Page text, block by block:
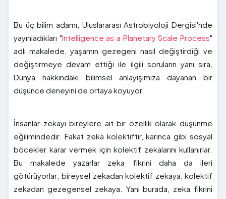
Bu üç bilim adamı, Uluslararası Astrobiyoloji Dergisi'nde
yayınladıkları "Intelligence as a Planetary Scale Process"
adlı makalede, yaşamın gezegeni nasıl değiştirdiği ve
değiştirmeye devam ettiği ile ilgili soruların yanı sıra,
Dünya hakkındaki bilimsel anlayışımıza dayanan bir
düşünce deneyini de ortaya koyuyor.
İnsanlar zekayı bireylere ait bir özellik olarak düşünme
eğilimindedir. Fakat zeka kolektiftir, karınca gibi sosyal
böcekler karar vermek için kolektif zekalarını kullanırlar.
Bu makalede yazarlar zeka fikrini daha da ileri
götürüyorlar; bireysel zekadan kolektif zekaya, kolektif
zekadan gezegensel zekaya. Yani burada, zeka fikrini